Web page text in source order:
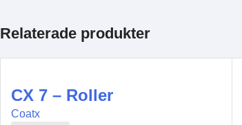
Relaterade produkter
CX 7 – Roller
Coatx